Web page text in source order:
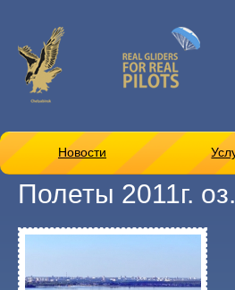
Полеты 2011г.
Новости